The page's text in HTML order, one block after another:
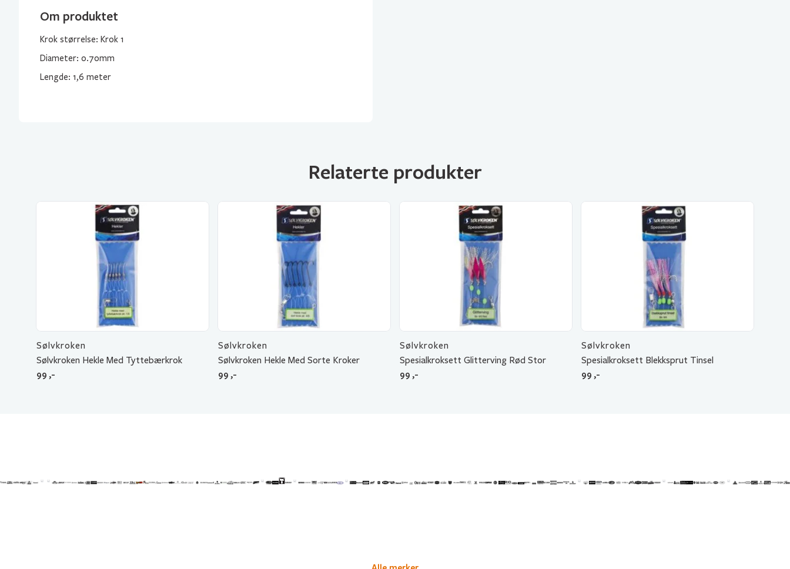
Om produktet
Krok størrelse: Krok 1
Diameter: 0.70mm
Lengde: 1,6 meter
Relaterte produkter
Sølvkroken
Sølvkroken Hekle Med Tyttebærkrok
99 ,-
Sølvkroken
Sølvkroken Hekle Med Sorte Kroker
99 ,-
Sølvkroken
Spesialkroksett Glitterving Rød Stor
99 ,-
Sølvkroken
Spesialkroksett Blekksprut Tinsel
99 ,-